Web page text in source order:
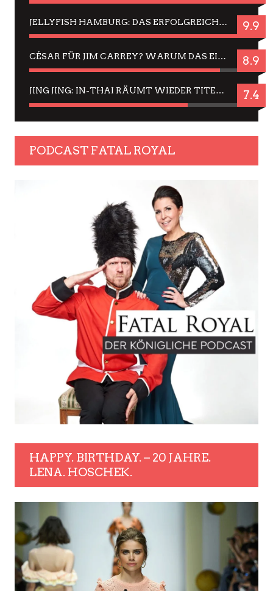
JELLYFISH HAMBURG: DAS ERFOLGREICHE SOMMER-MENÜ 2025 IN GEFÜHLEN UND BILDERN 9.9
CÉSAR FÜR JIM CARREY? WARUM DAS EINER DER NERVIGSTEN ACTORS IST UND BLEIBT 8.9
JING JING: IN-THAI RÄUMT WIEDER TITEL AB – EIN ZWEI-STUNDEN-ERLEBNISBERICHT 7.4
PODCAST FATAL ROYAL
HAPPY. BIRTHDAY. – 20 JAHRE.
LENA. HOSCHEK.